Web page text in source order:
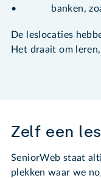
• banken, zoals
De leslocaties
Het draait om
Zelf een
SeniorWeb staat
plekken waar we